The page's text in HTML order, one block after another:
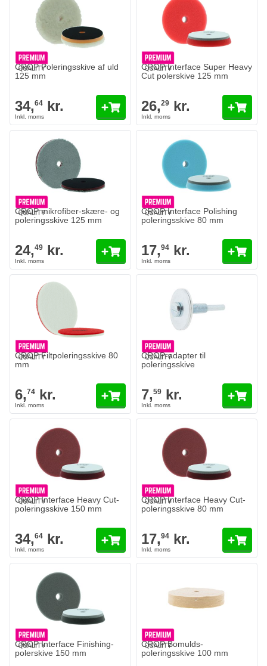
CROP Poleringsskive af uld
125 mm
34,64 kr.
CROP Interface Super Heavy
Cut polerskive 125 mm
26,29 kr.
CROP mikrofiber-skære- og
poleringsskive 125 mm
24,49 kr.
CROP Interface Polishing
poleringsskive 80 mm
17,94 kr.
CROP Filtpoleringsskive 80
mm
6,74 kr.
CROP-adapter til
poleringsskive
7,59 kr.
CROP Interface Heavy Cut-
poleringsskive 150 mm
34,64 kr.
CROP Interface Heavy Cut-
poleringsskive 80 mm
17,94 kr.
CROP Interface Finishing-
polerskive 150 mm
CROP Bomulds-
poleringsskive 100 mm